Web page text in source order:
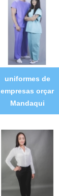
uniformes de
empresas orçar
Mandaqui